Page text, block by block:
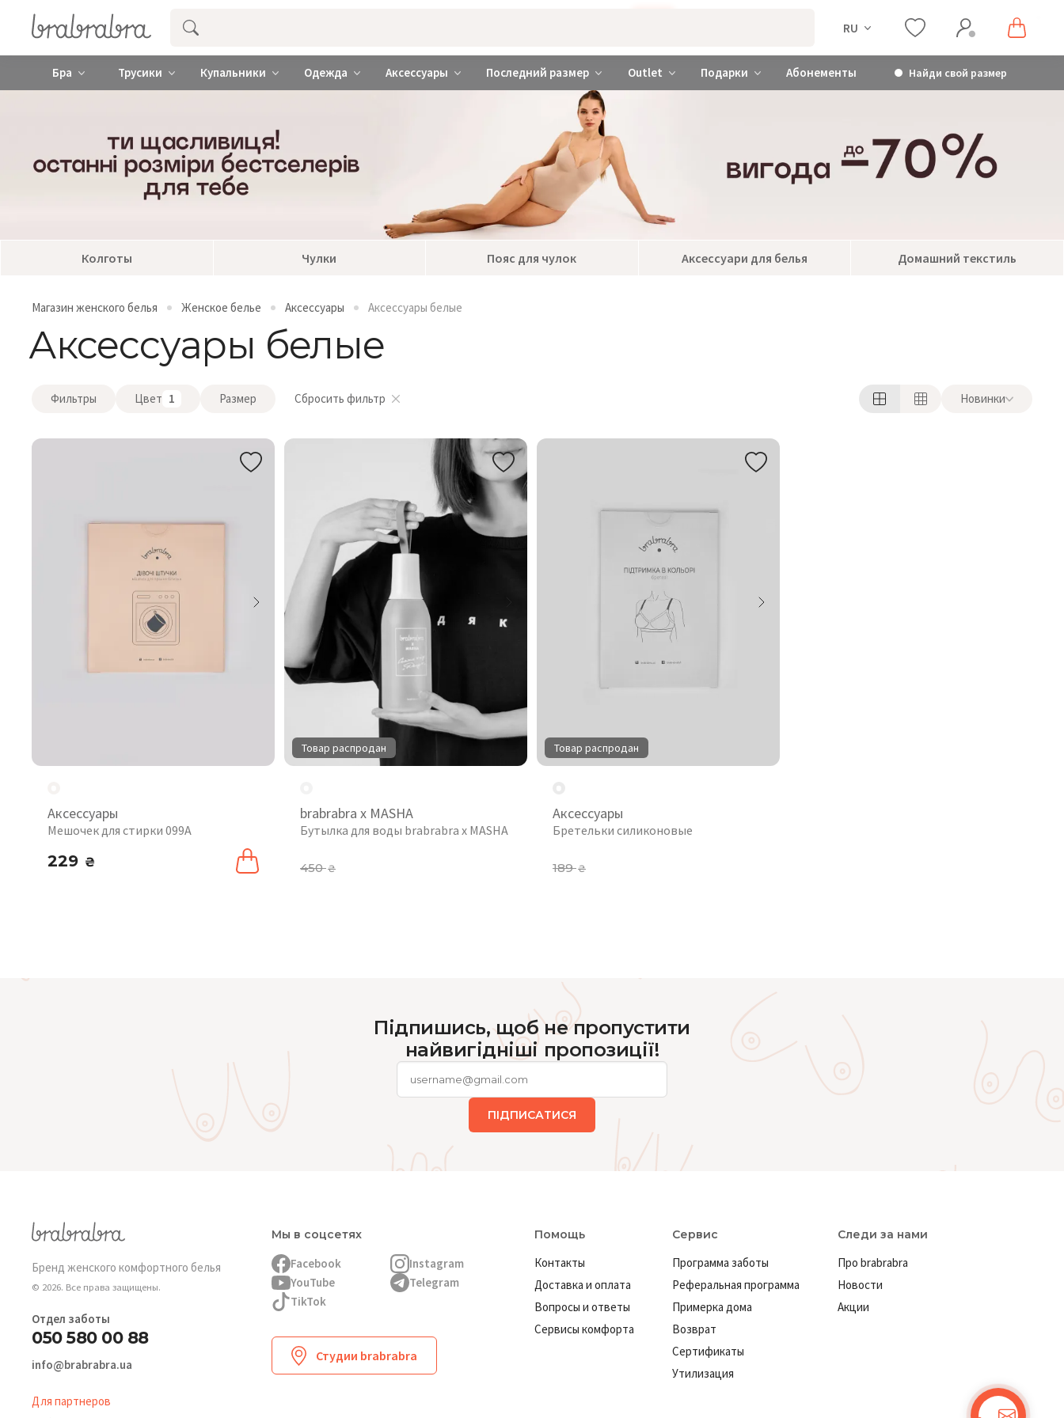
Купить нижнее женское белье ❤️ brabrabra ❤️ Киев и Украина RU
Бра Трусики Купальники Одежда Аксессуары Последний размер Outlet Подарки Абонементы Найди свой размер
Колготы Чулки Пояс для чулок Аксессуари для белья Домашний текстиль
Магазин женского белья Женское белье Аксессуары Аксессуары белые
Аксессуары белые
Фильтры Цвет 1 Размер Сбросить фильтр Новинки
Аксессуары
Мешочек для стирки 099A
229 ₴
Товар распродан
brabrabra x MASHA
Бутылка для воды brabrabra x MASHA
450₴
Товар распродан
Аксессуары
Бретельки силиконовые
189₴
Підпишись, щоб не пропустити
найвигідніші пропозиції!
ПІДПИСАТИСЯ
Бренд женского комфортного белья
© 2026. Все права защищены.
Отдел заботы
050 580 00 88
info@brabrabra.ua
Для партнеров
Мы в соцсетях
Facebook
Instagram
YouTube
Telegram
TikTok
Студии brabrabra
Помощь
Контакты
Доставка и оплата
Вопросы и ответы
Сервисы комфорта
Сервис
Программа заботы
Реферальная программа
Примерка дома
Возврат
Сертификаты
Утилизация
Следи за нами
Про brabrabra
Новости
Акции